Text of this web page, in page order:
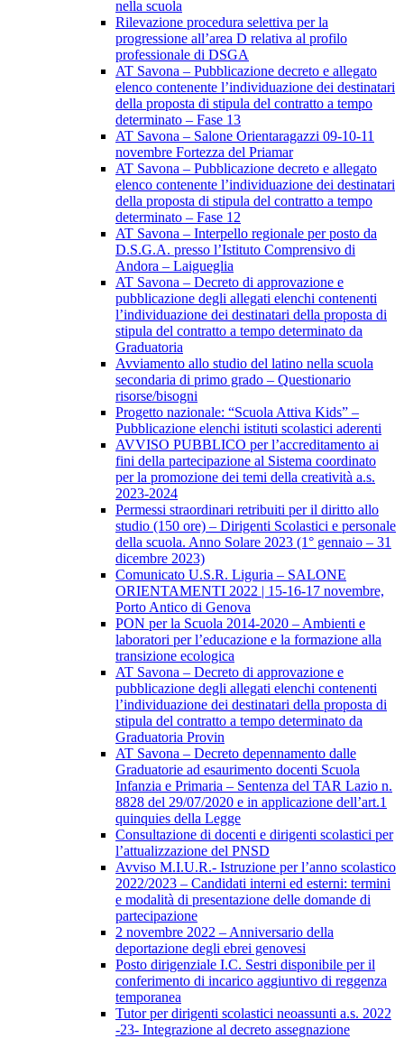
nella scuola
Rilevazione procedura selettiva per la
progressione all’area D relativa al profilo
professionale di DSGA
AT Savona – Pubblicazione decreto e allegato
elenco contenente l’individuazione dei destinatari
della proposta di stipula del contratto a tempo
determinato – Fase 13
AT Savona – Salone Orientaragazzi 09-10-11
novembre Fortezza del Priamar
AT Savona – Pubblicazione decreto e allegato
elenco contenente l’individuazione dei destinatari
della proposta di stipula del contratto a tempo
determinato – Fase 12
AT Savona – Interpello regionale per posto da
D.S.G.A. presso l’Istituto Comprensivo di
Andora – Laigueglia
AT Savona – Decreto di approvazione e
pubblicazione degli allegati elenchi contenenti
l’individuazione dei destinatari della proposta di
stipula del contratto a tempo determinato da
Graduatoria
Avviamento allo studio del latino nella scuola
secondaria di primo grado – Questionario
risorse/bisogni
Progetto nazionale: “Scuola Attiva Kids” –
Pubblicazione elenchi istituti scolastici aderenti
AVVISO PUBBLICO per l’accreditamento ai
fini della partecipazione al Sistema coordinato
per la promozione dei temi della creatività a.s.
2023-2024
Permessi straordinari retribuiti per il diritto allo
studio (150 ore) – Dirigenti Scolastici e personale
della scuola. Anno Solare 2023 (1° gennaio – 31
dicembre 2023)
Comunicato U.S.R. Liguria – SALONE
ORIENTAMENTI 2022 | 15-16-17 novembre,
Porto Antico di Genova
PON per la Scuola 2014-2020 – Ambienti e
laboratori per l’educazione e la formazione alla
transizione ecologica
AT Savona – Decreto di approvazione e
pubblicazione degli allegati elenchi contenenti
l’individuazione dei destinatari della proposta di
stipula del contratto a tempo determinato da
Graduatoria Provin
AT Savona – Decreto depennamento dalle
Graduatorie ad esaurimento docenti Scuola
Infanzia e Primaria – Sentenza del TAR Lazio n.
8828 del 29/07/2020 e in applicazione dell’art.1
quinquies della Legge
Consultazione di docenti e dirigenti scolastici per
l’attualizzazione del PNSD
Avviso M.I.U.R.- Istruzione per l’anno scolastico
2022/2023 – Candidati interni ed esterni: termini
e modalità di presentazione delle domande di
partecipazione
2 novembre 2022 – Anniversario della
deportazione degli ebrei genovesi
Posto dirigenziale I.C. Sestri disponibile per il
conferimento di incarico aggiuntivo di reggenza
temporanea
Tutor per dirigenti scolastici neoassunti a.s. 2022
-23- Integrazione al decreto assegnazione